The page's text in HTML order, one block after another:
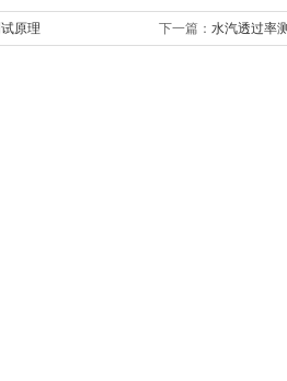
原理 下一篇： 水汽透过率